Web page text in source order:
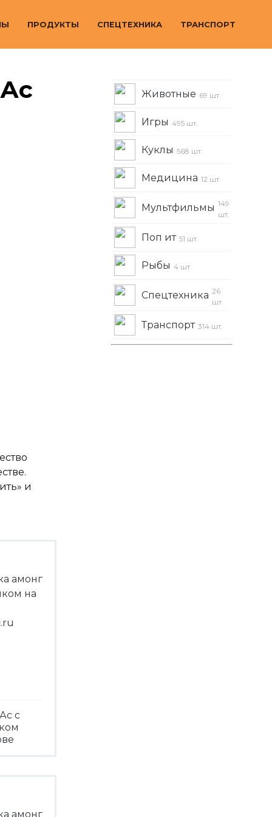
ПРОДУКТЫ СПЕЦТЕХНИКА ТРАНСПОРТ
и
с
Животные 69 шт.
Игры 495 шт.
Куклы 568 шт.
Медицина 12 шт.
Мультфильмы 149
шт.
Поп ит 51 шт.
Рыбы 4 шт.
Спецтехника 26
шт.
Транспорт 314 шт.